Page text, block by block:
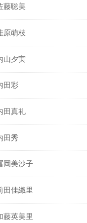
藤聡美
原萌枝
山夕実
田彩
田真礼
田秀
岡美沙子
田佳織里
藤英美里